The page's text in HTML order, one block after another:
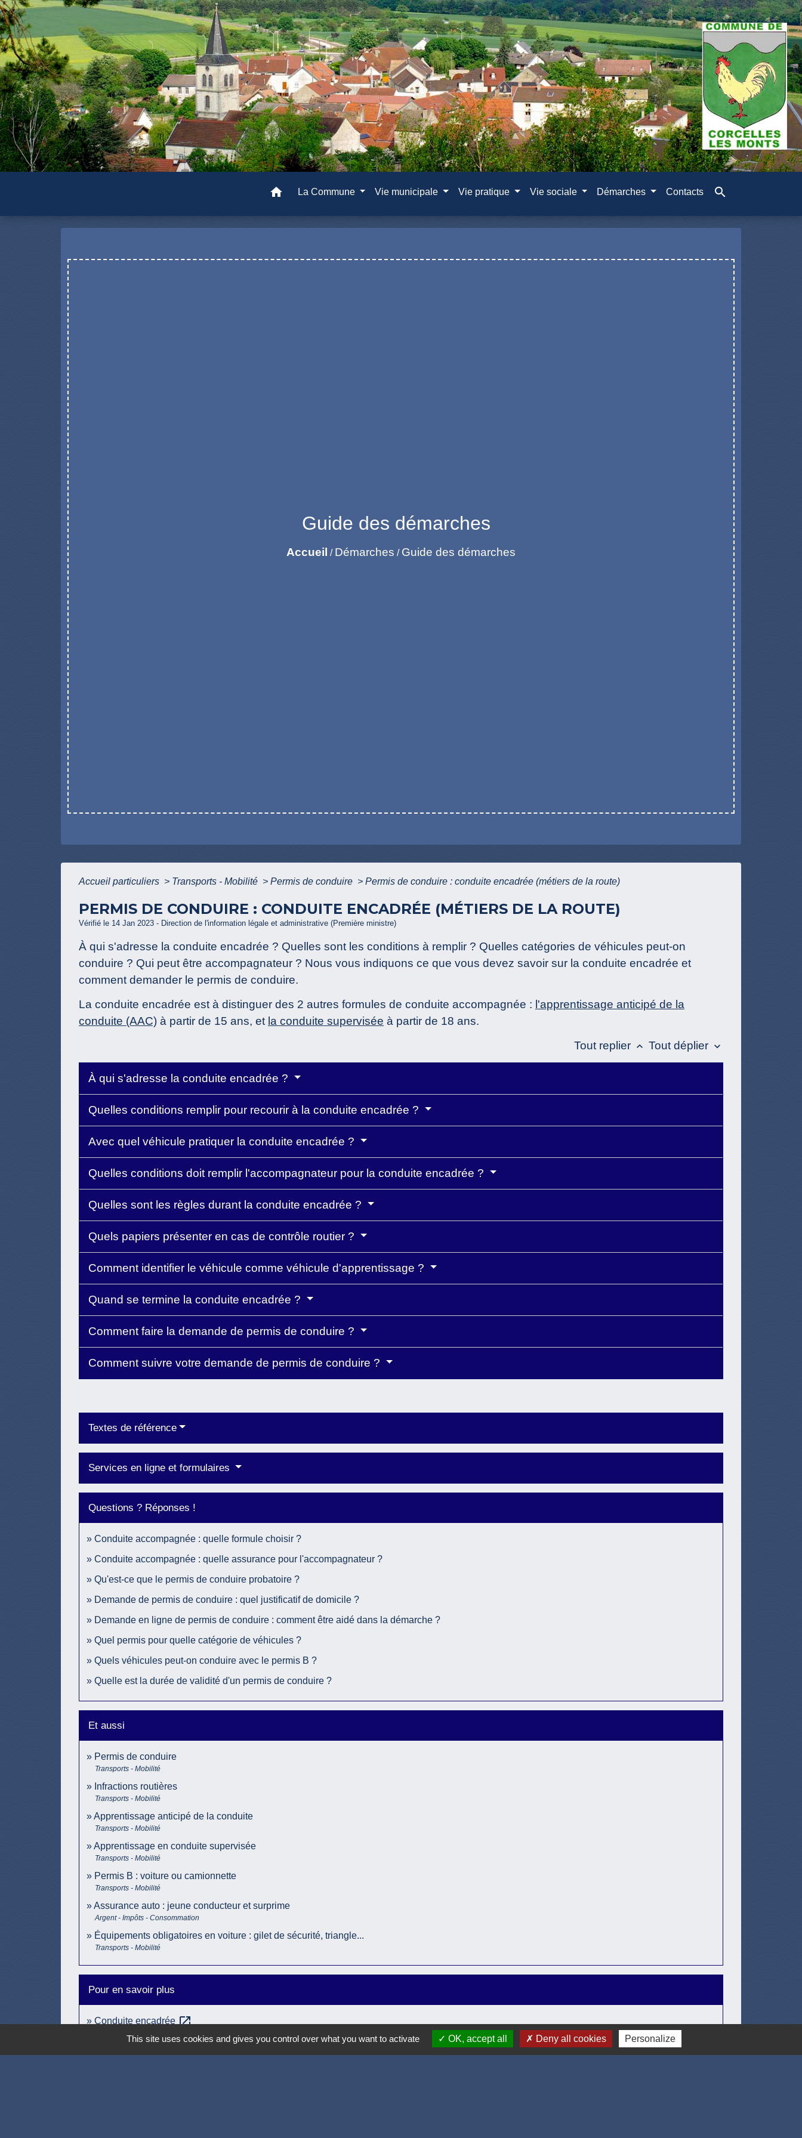
home La Commune Vie municipale Vie pratique Vie sociale Démarches Contacts search
Guide des démarches
Accueil / Démarches / Guide des démarches
Accueil particuliers > Transports - Mobilité > Permis de conduire > Permis de conduire : conduite encadrée (métiers de la route)
PERMIS DE CONDUIRE : CONDUITE ENCADRÉE (MÉTIERS DE LA ROUTE)
Vérifié le 14 Jan 2023 - Direction de l'information légale et administrative (Première ministre)
À qui s'adresse la conduite encadrée ? Quelles sont les conditions à remplir ? Quelles catégories de véhicules peut-on
conduire ? Qui peut être accompagnateur ? Nous vous indiquons ce que vous devez savoir sur la conduite encadrée et
comment demander le permis de conduire.
La conduite encadrée est à distinguer des 2 autres formules de conduite accompagnée : l'apprentissage anticipé de la
conduite (AAC) à partir de 15 ans, et la conduite supervisée à partir de 18 ans.
Tout replier keyboard_arrow_up Tout déplier keyboard_arrow_down
À qui s'adresse la conduite encadrée ?
Quelles conditions remplir pour recourir à la conduite encadrée ?
Avec quel véhicule pratiquer la conduite encadrée ?
Quelles conditions doit remplir l'accompagnateur pour la conduite encadrée ?
Quelles sont les règles durant la conduite encadrée ?
Quels papiers présenter en cas de contrôle routier ?
Comment identifier le véhicule comme véhicule d'apprentissage ?
Quand se termine la conduite encadrée ?
Comment faire la demande de permis de conduire ?
Comment suivre votre demande de permis de conduire ?
Textes de référence
Services en ligne et formulaires
Questions ? Réponses !
Conduite accompagnée : quelle formule choisir ?
Conduite accompagnée : quelle assurance pour l'accompagnateur ?
Qu'est-ce que le permis de conduire probatoire ?
Demande de permis de conduire : quel justificatif de domicile ?
Demande en ligne de permis de conduire : comment être aidé dans la démarche ?
Quel permis pour quelle catégorie de véhicules ?
Quels véhicules peut-on conduire avec le permis B ?
Quelle est la durée de validité d'un permis de conduire ?
Et aussi
Permis de conduire
Transports - Mobilité
Infractions routières
Transports - Mobilité
Apprentissage anticipé de la conduite
Transports - Mobilité
Apprentissage en conduite supervisée
Transports - Mobilité
Permis B : voiture ou camionnette
Transports - Mobilité
Assurance auto : jeune conducteur et surprime
Argent - Impôts - Consommation
Équipements obligatoires en voiture : gilet de sécurité, triangle...
Transports - Mobilité
Pour en savoir plus
Conduite encadrée open_in_new
This site uses cookies and gives you control over what you want to activate OK, accept all Deny all cookies Personalize